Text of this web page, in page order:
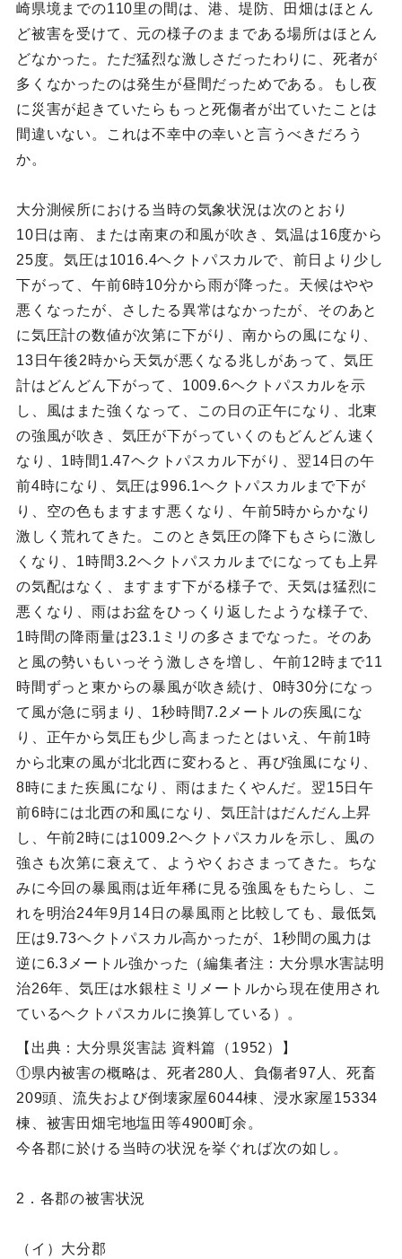
崎県境までの110里の間は、港、堤防、田畑はほとん
ど被害を受けて、元の様子のままである場所はほとん
どなかった。ただ猛烈な激しさだったわりに、死者が
多くなかったのは発生が昼間だっためである。もし夜
に災害が起きていたらもっと死傷者が出ていたことは
間違いない。これは不幸中の幸いと言うべきだろう
か。
大分測候所における当時の気象状況は次のとおり
10日は南、または南東の和風が吹き、気温は16度から
25度。気圧は1016.4ヘクトパスカルで、前日より少し
下がって、午前6時10分から雨が降った。天候はやや
悪くなったが、さしたる異常はなかったが、そのあと
に気圧計の数値が次第に下がり、南からの風になり、
13日午後2時から天気が悪くなる兆しがあって、気圧
計はどんどん下がって、1009.6ヘクトパスカルを示
し、風はまた強くなって、この日の正午になり、北東
の強風が吹き、気圧が下がっていくのもどんどん速く
なり、1時間1.47ヘクトパスカル下がり、翌14日の午
前4時になり、気圧は996.1ヘクトパスカルまで下が
り、空の色もますます悪くなり、午前5時からかなり
激しく荒れてきた。このとき気圧の降下もさらに激し
くなり、1時間3.2ヘクトパスカルまでになっても上昇
の気配はなく、ますます下がる様子で、天気は猛烈に
悪くなり、雨はお盆をひっくり返したような様子で、
1時間の降雨量は23.1ミリの多さまでなった。そのあ
と風の勢いもいっそう激しさを増し、午前12時まで11
時間ずっと東からの暴風が吹き続け、0時30分になっ
て風が急に弱まり、1秒時間7.2メートルの疾風にな
り、正午から気圧も少し高まったとはいえ、午前1時
から北東の風が北北西に変わると、再び強風になり、
8時にまた疾風になり、雨はまたくやんだ。翌15日午
前6時には北西の和風になり、気圧計はだんだん上昇
し、午前2時には1009.2ヘクトパスカルを示し、風の
強さも次第に衰えて、ようやくおさまってきた。ちな
みに今回の暴風雨は近年稀に見る強風をもたらし、こ
れを明治24年9月14日の暴風雨と比較しても、最低気
圧は9.73ヘクトパスカル高かったが、1秒間の風力は
逆に6.3メートル強かった（編集者注：大分県水害誌明
治26年、気圧は水銀柱ミリメートルから現在使用され
ているヘクトパスカルに換算している）。
【出典：大分県災害誌 資料篇（1952）】
①県内被害の概略は、死者280人、負傷者97人、死畜
209頭、流失および倒壊家屋6044棟、浸水家屋15334
棟、被害田畑宅地塩田等4900町余。
今各郡に於ける当時の状況を挙ぐれば次の如し。
2．各郡の被害状況
（イ）大分郡